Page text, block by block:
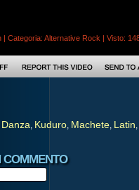
| Categoria: Alternative Rock | Visto:
Danza, Kuduro, Machete, Latin,
COMMENTO